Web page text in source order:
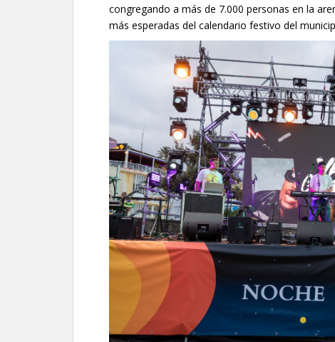
congregando a más de 7.000 personas en la
más esperadas del calendario festivo del